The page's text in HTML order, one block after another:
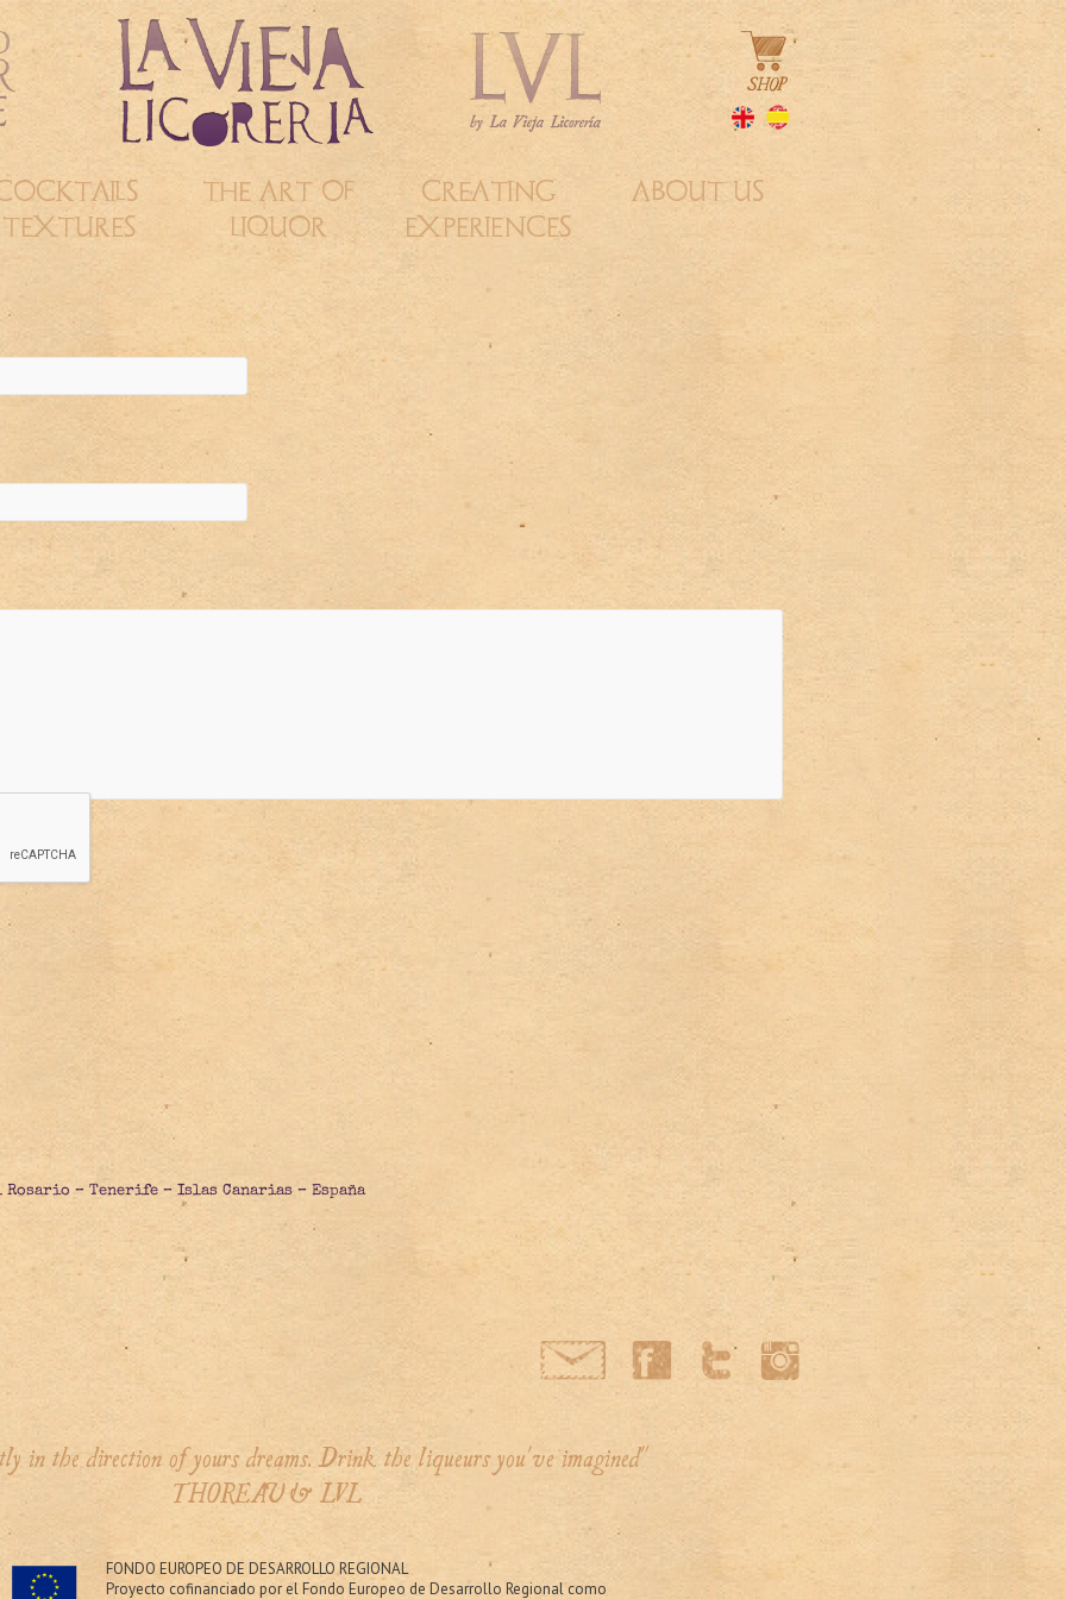
&
TEXTURES
THE ART OF
LIQUOR
CREATING
EXPERIENCES
ABOUT US
Rosario – Tenerife – Islas Canarias – España
in the direction of yours dreams. Drink the liqueurs you've imagined"
THOREAU & LVL
FONDO EUROPEO DE DESARROLLO REGIONAL
Proyecto cofinanciado por el Fondo Europeo de Desarrollo Regional como